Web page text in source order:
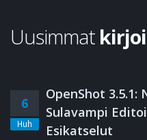
Uusimmat
6
Huh
OpenShot 3.5.1:
Sulavampi
Esikatselut